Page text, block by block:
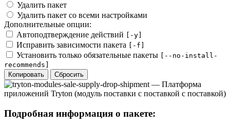
Удалить пакет
Удалить пакет со всеми настройками
Дополнительные опции:
Автоподтверждение действий
[-y]
Исправить зависимости пакета [-f]
Установить только обязательные пакеты
[--no-install-
recommends]
Копировать
Сбросить
Подробная информация о пакете: